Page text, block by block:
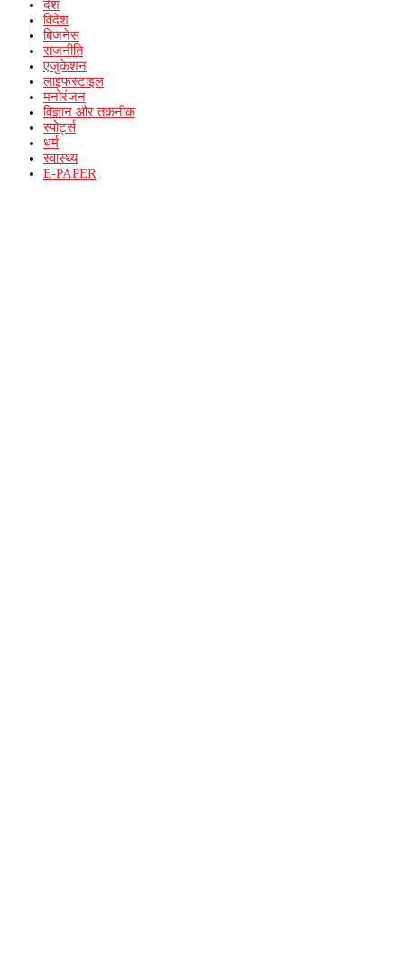
देश
विदेश
बिजनेस
राजनीति
एजुकेशन
लाइफस्टाइल
मनोरंजन
विज्ञान और तकनीक
स्पोर्ट्स
धर्म
स्वास्थ्य
E-PAPER